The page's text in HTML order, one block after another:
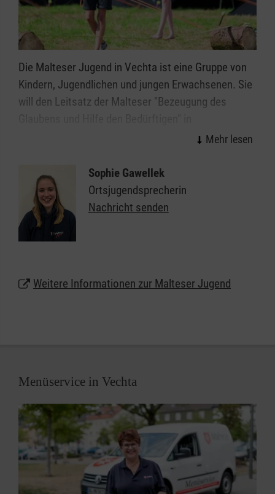
Die Malteser Jugend in Vechta ist eine Gruppe von
Kindern, Jugendlichen und jungen Erwachsenen. Sie
will den Leitsatz der Malteser "Bezeugung des
jugendgemäßer Weise umsetzen und für die ihr
heranwachsende Mensch wird ganzheitlich
gefördert und gefordert. Durch vielfältige und
zielgruppenorientierte Angebote wird die
Werteentwicklung des jungen Menschen geprägt:
Verantwortungsbewusstsein, Hilfsbereitschaft,
Sophie Gawellek
Ortsjugendsprecherin
Nachricht senden
Weitere Informationen zur Malteser Jugend
Menüservice in Vechta